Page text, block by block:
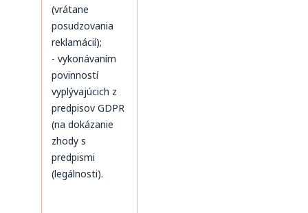
(vrátane
posudzovania
reklamácií);
- vykonávaním
povinností
vyplývajúcich z
predpisov GDPR
(na dokázanie
zhody s
predpismi
(legálnosti).